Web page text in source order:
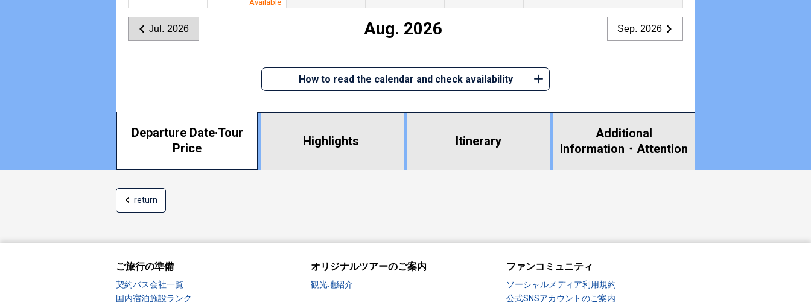
Available
Jul. 2026 Aug. 2026 Sep. 2026
How to read the calendar and check availability
Departure Date·Tour
Price
Highlights Itinerary
Additional
Information・ Attention
return
ご旅行の準備
契約バス会社一覧
国内宿泊施設ランク
オリジナルツアーのご案内
観光地紹介
ファンコミュニティ
ソーシャルメディア利用規約
公式SNSアカウントのご案内